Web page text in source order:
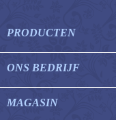
PRODUCTEN
ONS BEDRIJF
MAGASIN